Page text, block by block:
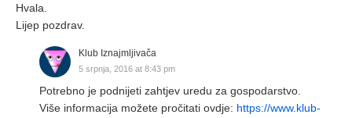
Hvala.
Lijep pozdrav.
Klub Iznajmljivača
5 srpnja, 2016 at 8:43 pm
Potrebno je podnijeti zahtjev uredu za gospodarstvo.
Više informacija možete pročitati ovdje: https://www.klub-